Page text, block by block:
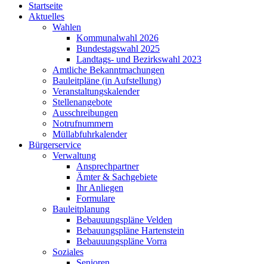
Startseite
Aktuelles
Wahlen
Kommunalwahl 2026
Bundestagswahl 2025
Landtags- und Bezirkswahl 2023
Amtliche Bekanntmachungen
Bauleitpläne (in Aufstellung)
Veranstaltungskalender
Stellenangebote
Ausschreibungen
Notrufnummern
Müllabfuhrkalender
Bürgerservice
Verwaltung
Ansprechpartner
Ämter & Sachgebiete
Ihr Anliegen
Formulare
Bauleitplanung
Bebauuungspläne Velden
Bebauungspläne Hartenstein
Bebauuungspläne Vorra
Soziales